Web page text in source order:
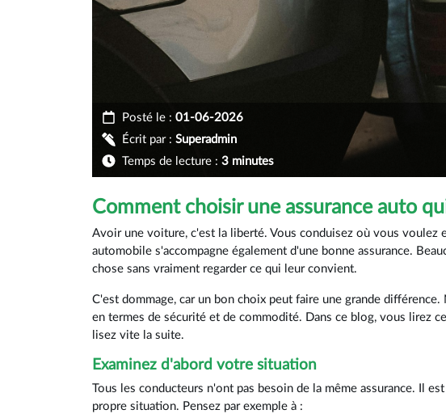
Posté le : 01-06-2026
Écrit par : Superadmin
Temps de lecture : 3 minutes
Comment choisir une assurance auto
Avoir une voiture, c'est la liberté. Vous conduisez où vous voulez
automobile s'accompagne également d'une bonne assurance.
chose sans vraiment regarder ce qui leur convient.
C'est dommage, car un bon choix peut faire une grande
en termes de sécurité et de commodité. Dans ce blog, vous lirez
lisez vite la suite.
Examinez d'abord votre situation
Tous les conducteurs n'ont pas besoin de la même assurance. Il
propre situation. Pensez par exemple à :